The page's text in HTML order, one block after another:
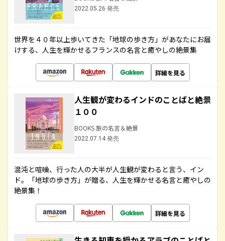
2022.05.26 発売
世界を４０年以上歩いてきた「地球の歩き方」があなたにお届
けする、人生を輝かせるフランスの名言と癒やしの絶景集
詳細を見る
人生観が変わるインドのことばと絶景
１００
BOOKS 旅の名言＆絶景
2022.07.14 発売
混沌と喧噪、行った人の大半が人生観が変わると言う、イン
ド。「地球の歩き方」が贈る、人生を輝かせる名言と癒やしの
絶景集！
詳細を見る